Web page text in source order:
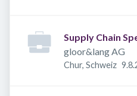
Supply Chain
gloor&lang AG
Chur, Schweiz